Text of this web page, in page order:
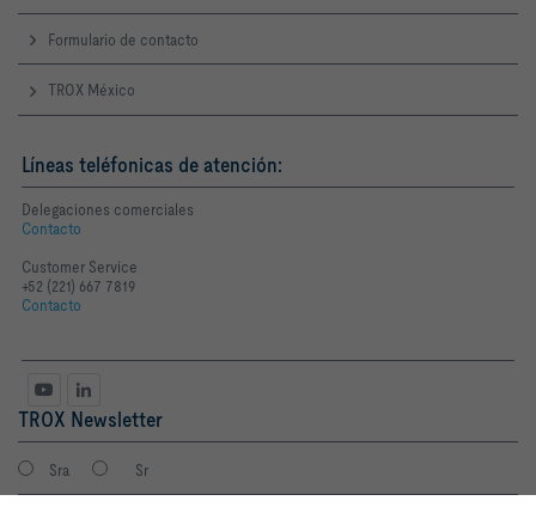
Formulario de contacto
TROX México
Líneas teléfonicas de atención:
Delegaciones comerciales
Contacto
Customer Service
+52 (221) 667 7819
Contacto
TROX Newsletter
Sra Sr